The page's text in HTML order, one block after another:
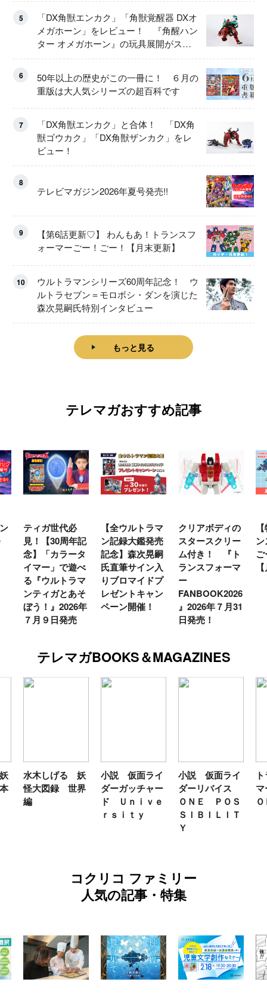
5
「DX角獣エンカク」「角獣覚醒器 DXオ
メガホーン」をレビュー！ 『角醒ハン
ター オメガホーン』の玩具展開がスタ
ート！
6
50年以上の歴史がこの一冊に！ ６月の
重版は大人気シリーズの超百科です
7
「DX角獣エンカク」と合体！ 「DX角
獣ゴウカク」「DX角獣ザンカク」をレ
ビュー！
8
テレビマガジン2026年夏号発売!!
9
【第6話更新♡】 わんもあ！トランスフ
ォーマーごー！ごー！【月末更新】
10
ウルトラマンシリーズ60周年記念！ ウ
ルトラセブン＝モロボシ・ダンを演じた
森次晃嗣氏特別インタビュー
もっと見る
テレマガおすすめ記事
ガ世代必
【30周年記
「カラータ
ー」で遊べ
ウルトラマ
ィガとあそ
！』2026年
９日発売
【全ウルトラマ
ン記録大鑑発売
記念】森次晃嗣
氏直筆サイン入
りブロマイドプ
レゼントキャン
ペーン開催！
クリアボディの
スタースクリー
ム付き！ 『ト
ランスフォーマ
ー
FANBOOK2026
』2026年７月31
日発売！
【特別編
ンスフォ
ごー！ご
【月イチ
テレマガBOOKS＆MAGAZINES
水木しげる 妖
怪大図録 世界
小説 仮面ライ
ダーガッチャー
ド Ｕｎｉｖｅ
ｒｓｉｔｙ
小説 仮面ライ
ダーリバイス
ＯＮＥ ＰＯＳ
ＳＩＢＩＬＩＴ
トラン
マーＦ
ＯＫ２
コクリコ ファミリー
人気の記事・特集